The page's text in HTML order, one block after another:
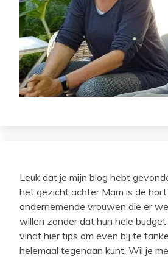
Leuk dat je mijn blog hebt
het gezicht achter Mam is de
ondernemende vrouwen die er
willen zonder dat hun hele budget
vindt hier tips om even bij te
helemaal tegenaan kunt. Wil je